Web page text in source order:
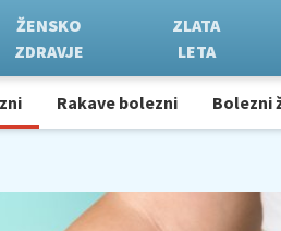
ŽENSKO
ZDRAVJE
ZLATA
LETA
Rakave bolezni Bolezni